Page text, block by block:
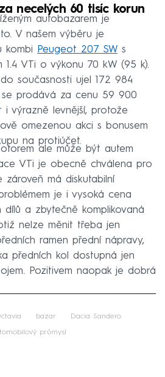
necelých 60 tisíc korun
autobazarem je
V našem výběru je
kombi
Peugeot 207 SW s
1.4 VTi o výkonu 70 kW (95 k).
současnosti ujel 172 984
prodává za cenu 59 900
i výrazně levnější, protože
omezenou akci s bonusem
na protiúčet.
ale může být autem
VTi je obecně chválena pro
zároveň má diskutabilní
je i vysoká cena
dílů a zbytečně komplikovaná
nelze měnit třeba jen
ramen přední nápravy,
předních kol dostupná jen
Pozitivem naopak je dobrá
bazar Dacia Sandero
průmysl